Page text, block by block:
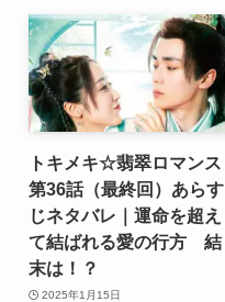
トキメキ☆翡翠ロマンス
第36話（最終回）あらす
じネタバレ｜運命を超え
て結ばれる愛の行方 結
末は！？
2025年1月15日